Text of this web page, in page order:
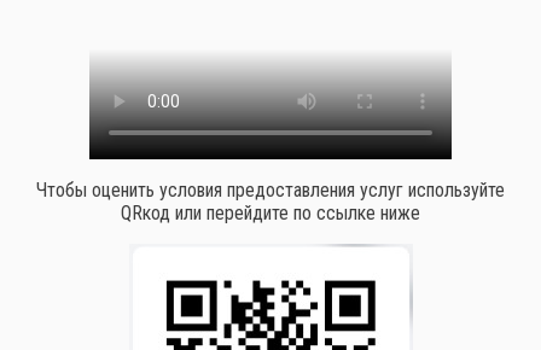
Чтобы оценить условия предоставления услуг используйте
QRкод или перейдите по ссылке ниже